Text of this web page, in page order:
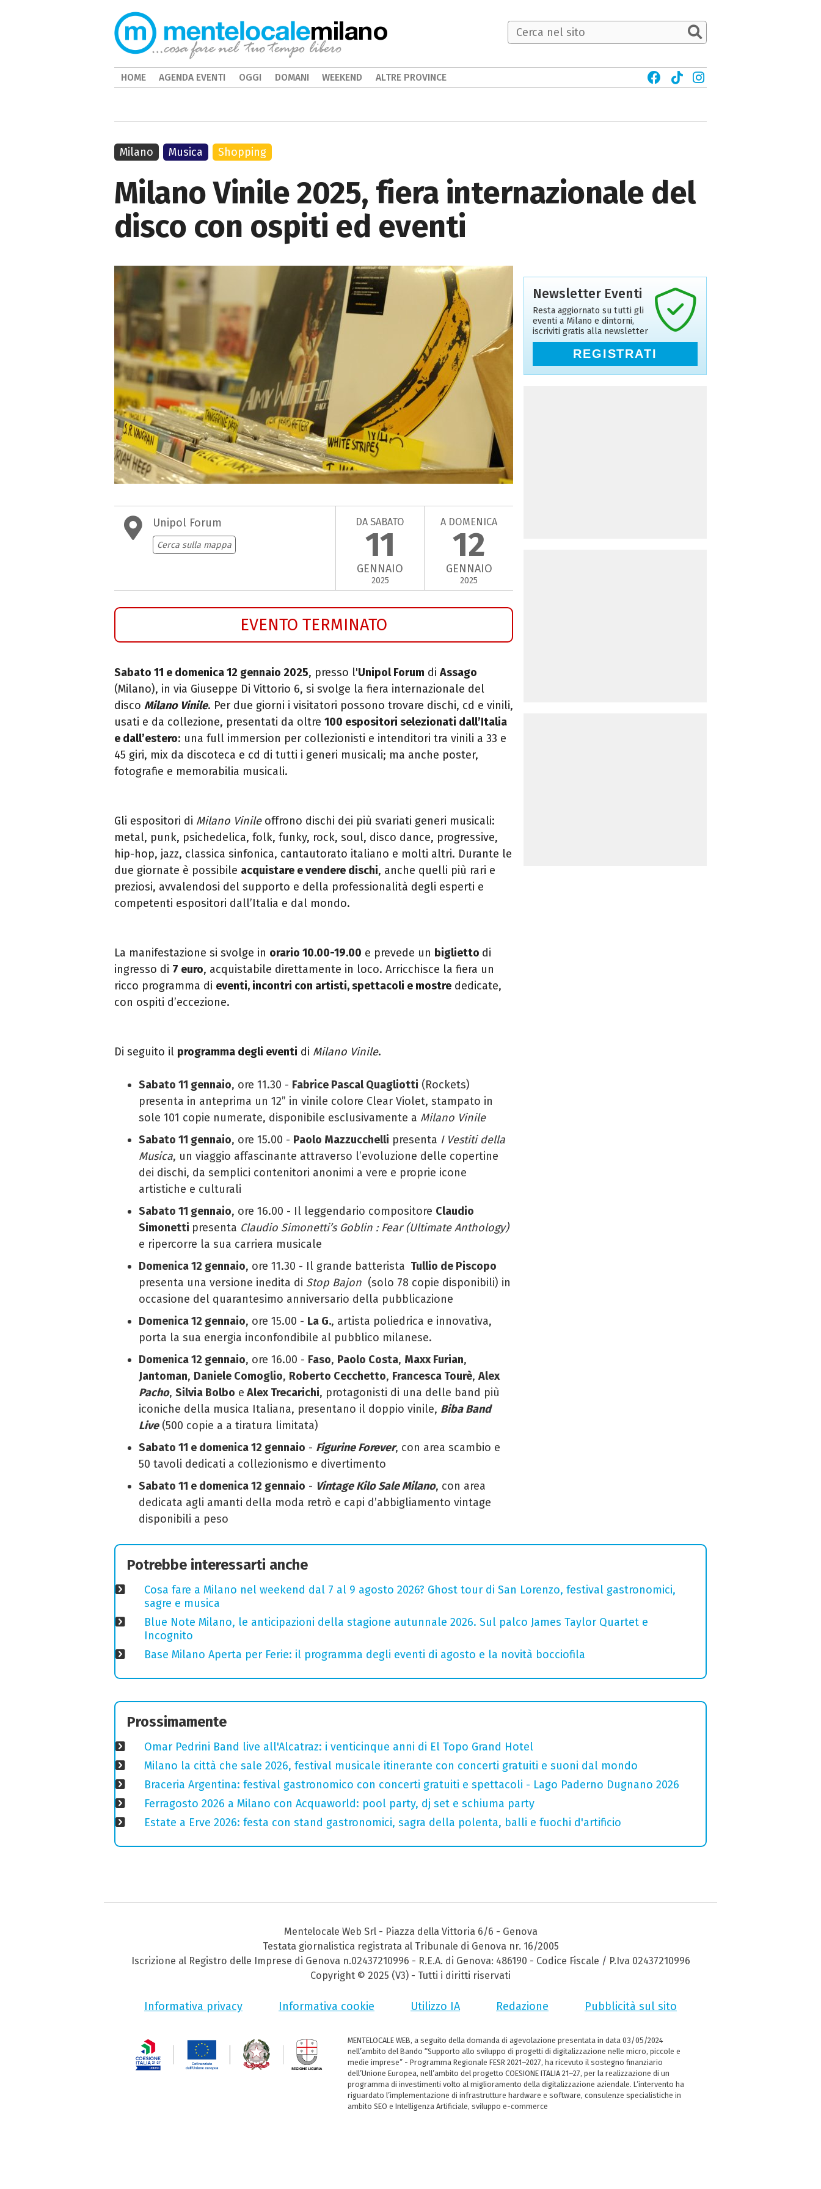
Milano Vinile 2025, fiera internazionale del
disco con ospiti ed eventi
Unipol Forum
Cerca sulla mappa
DA SABATO
11
GENNAIO
2025
A DOMENICA
12
GENNAIO
2025
EVENTO TERMINATO
Sabato 11 e domenica 12 gennaio 2025, presso l'Unipol Forum di Assago
(Milano), in via Giuseppe Di Vittorio 6, si svolge la fiera internazionale del
disco Milano Vinile. Per due giorni i visitatori possono trovare dischi, cd e vinili,
usati e da collezione, presentati da oltre 100 espositori selezionati dall’Italia
e dall’estero: una full immersion per collezionisti e intenditori tra vinili a 33 e
45 giri, mix da discoteca e cd di tutti i generi musicali; ma anche poster,
fotografie e memorabilia musicali.
Gli espositori di Milano Vinile offrono dischi dei più svariati generi musicali:
metal, punk, psichedelica, folk, funky, rock, soul, disco dance, progressive,
hip-hop, jazz, classica sinfonica, cantautorato italiano e molti altri. Durante le
due giornate è possibile acquistare e vendere dischi, anche quelli più rari e
preziosi, avvalendosi del supporto e della professionalità degli esperti e
competenti espositori dall’Italia e dal mondo.
La manifestazione si svolge in orario 10.00-19.00 e prevede un biglietto di
ingresso di 7 euro, acquistabile direttamente in loco. Arricchisce la fiera un
ricco programma di eventi, incontri con artisti, spettacoli e mostre dedicate,
con ospiti d’eccezione.
Di seguito il programma degli eventi di Milano Vinile.
Sabato 11 gennaio, ore 11.30 - Fabrice Pascal Quagliotti (Rockets)
presenta in anteprima un 12” in vinile colore Clear Violet, stampato in
sole 101 copie numerate, disponibile esclusivamente a Milano Vinile
Sabato 11 gennaio, ore 15.00 - Paolo Mazzucchelli presenta I Vestiti della
Musica, un viaggio affascinante attraverso l’evoluzione delle copertine
dei dischi, da semplici contenitori anonimi a vere e proprie icone
artistiche e culturali
Sabato 11 gennaio, ore 16.00 - Il leggendario compositore Claudio
Simonetti presenta Claudio Simonetti’s Goblin : Fear (Ultimate Anthology)
e ripercorre la sua carriera musicale
Domenica 12 gennaio, ore 11.30 - Il grande batterista Tullio de Piscopo
presenta una versione inedita di Stop Bajon (solo 78 copie disponibili) in
occasione del quarantesimo anniversario della pubblicazione
Domenica 12 gennaio, ore 15.00 - La G., artista poliedrica e innovativa,
porta la sua energia inconfondibile al pubblico milanese.
Domenica 12 gennaio, ore 16.00 - Faso, Paolo Costa, Maxx Furian,
Jantoman, Daniele Comoglio, Roberto Cecchetto, Francesca Tourè, Alex
Pacho, Silvia Bolbo e Alex Trecarichi, protagonisti di una delle band più
iconiche della musica Italiana, presentano il doppio vinile, Biba Band
Live(500 copie a a tiratura limitata)
Sabato 11 e domenica 12 gennaio - Figurine Forever, con area scambio e
50 tavoli dedicati a collezionismo e divertimento
Sabato 11 e domenica 12 gennaio - Vintage Kilo Sale Milano, con area
dedicata agli amanti della moda retrò e capi d’abbigliamento vintage
disponibili a peso
Milano Musica Shopping
Newsletter Eventi
Resta aggiornato su tutti gli
eventi a Milano e dintorni,
iscriviti gratis alla newsletter
REGISTRATI
Potrebbe interessarti anche
Cosa fare a Milano nel weekend dal 7 al 9 agosto 2026? Ghost tour di San Lorenzo, festival gastronomici,
sagre e musica
Blue Note Milano, le anticipazioni della stagione autunnale 2026. Sul palco James Taylor Quartet e
Incognito
Base Milano Aperta per Ferie: il programma degli eventi di agosto e la novità bocciofila
Prossimamente
Omar Pedrini Band live all'Alcatraz: i venticinque anni di El Topo Grand Hotel
Milano la città che sale 2026, festival musicale itinerante con concerti gratuiti e suoni dal mondo
Braceria Argentina: festival gastronomico con concerti gratuiti e spettacoli - Lago Paderno Dugnano 2026
Ferragosto 2026 a Milano con Acquaworld: pool party, dj set e schiuma party
Estate a Erve 2026: festa con stand gastronomici, sagra della polenta, balli e fuochi d'artificio
milano
HOME AGENDA EVENTI OGGI DOMANI WEEKEND ALTRE PROVINCE
Mentelocale Web Srl - Piazza della Vittoria 6/6 - Genova
Testata giornalistica registrata al Tribunale di Genova nr. 16/2005
Iscrizione al Registro delle Imprese di Genova n.02437210996 - R.E.A. di Genova: 486190 - Codice Fiscale / P.Iva 02437210996
Copyright © 2025 (V3) - Tutti i diritti riservati
Informativa privacy Informativa cookie Utilizzo IA Redazione Pubblicità sul sito
MENTELOCALE WEB, a seguito della domanda di agevolazione presentata in data 03/05/2024
nell’ambito del Bando “Supporto allo sviluppo di progetti di digitalizzazione nelle micro, piccole e
medie imprese” - Programma Regionale FESR 2021–2027, ha ricevuto il sostegno finanziario
dell’Unione Europea, nell’ambito del progetto COESIONE ITALIA 21–27, per la realizzazione di un
programma di investimenti volto al miglioramento della digitalizzazione aziendale. L’intervento ha
riguardato l’implementazione di infrastrutture hardware e software, consulenze specialistiche in
ambito SEO e Intelligenza Artificiale, sviluppo e-commerce